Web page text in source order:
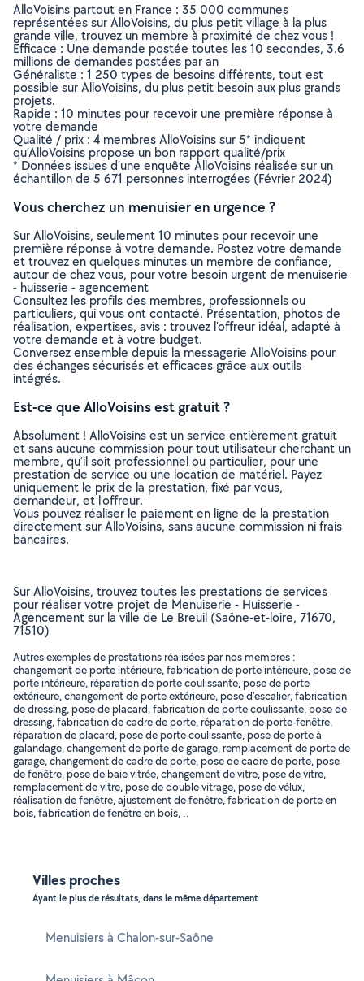
AlloVoisins partout en France : 35 000 communes
représentées sur AlloVoisins, du plus petit village à la plus
grande ville, trouvez un membre à proximité de chez vous !
Efficace : Une demande postée toutes les 10 secondes, 3.6
millions de demandes postées par an
Généraliste : 1 250 types de besoins différents, tout est
possible sur AlloVoisins, du plus petit besoin aux plus grands
projets.
Rapide : 10 minutes pour recevoir une première réponse à
votre demande
Qualité / prix : 4 membres AlloVoisins sur 5* indiquent
qu’AlloVoisins propose un bon rapport qualité/prix
* Données issues d’une enquête AlloVoisins réalisée sur un
échantillon de 5 671 personnes interrogées (Février 2024)
Vous cherchez un menuisier en urgence ?
Sur AlloVoisins, seulement 10 minutes pour recevoir une
première réponse à votre demande. Postez votre demande
et trouvez en quelques minutes un membre de confiance,
autour de chez vous, pour votre besoin urgent de menuiserie
- huisserie - agencement
Consultez les profils des membres, professionnels ou
particuliers, qui vous ont contacté. Présentation, photos de
réalisation, expertises, avis : trouvez l'offreur idéal, adapté à
votre demande et à votre budget.
Conversez ensemble depuis la messagerie AlloVoisins pour
des échanges sécurisés et efficaces grâce aux outils
intégrés.
Est-ce que AlloVoisins est gratuit ?
Absolument ! AlloVoisins est un service entièrement gratuit
et sans aucune commission pour tout utilisateur cherchant un
membre, qu’il soit professionnel ou particulier, pour une
prestation de service ou une location de matériel. Payez
uniquement le prix de la prestation, fixé par vous,
demandeur, et l’offreur.
Vous pouvez réaliser le paiement en ligne de la prestation
directement sur AlloVoisins, sans aucune commission ni frais
bancaires.
Sur AlloVoisins, trouvez toutes les prestations de services
pour réaliser votre projet de Menuiserie - Huisserie -
Agencement sur la ville de Le Breuil (Saône-et-loire, 71670,
71510)
Autres exemples de prestations réalisées par nos membres :
changement de porte intérieure, fabrication de porte intérieure, pose de
porte intérieure, réparation de porte coulissante, pose de porte
extérieure, changement de porte extérieure, pose d'escalier, fabrication
de dressing, pose de placard, fabrication de porte coulissante, pose de
dressing, fabrication de cadre de porte, réparation de porte-fenêtre,
réparation de placard, pose de porte coulissante, pose de porte à
galandage, changement de porte de garage, remplacement de porte de
garage, changement de cadre de porte, pose de cadre de porte, pose
de fenêtre, pose de baie vitrée, changement de vitre, pose de vitre,
remplacement de vitre, pose de double vitrage, pose de vélux,
réalisation de fenêtre, ajustement de fenêtre, fabrication de porte en
bois, fabrication de fenêtre en bois, ..
Villes proches
Ayant le plus de résultats, dans le même département
Menuisiers à Chalon-sur-Saône